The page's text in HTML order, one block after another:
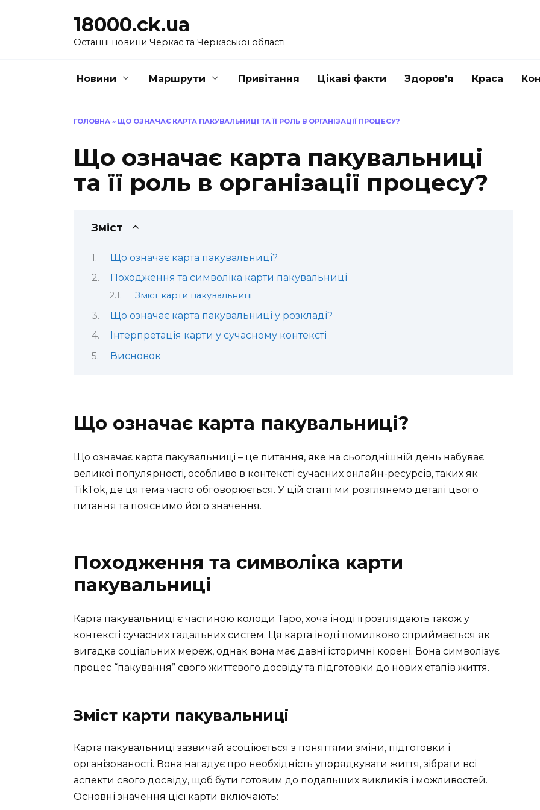
18000.ck.ua
Останні новини Черкас та Черкаської області
Новини Маршрути Привітання Цікаві факти Здоров’я Краса
ГОЛОВНА » ЩО ОЗНАЧАЄ КАРТА ПАКУВАЛЬНИЦІ ТА ЇЇ РОЛЬ В ОРГАНІЗАЦІЇ ПРОЦЕСУ?
Що означає карта пакувальниці
та її роль в організації процесу?
Зміст
Що означає карта пакувальниці?
Походження та символіка карти пакувальниці
Зміст карти пакувальниці
Що означає карта пакувальниці у розкладі?
Інтерпретація карти у сучасному контексті
Висновок
Що означає карта пакувальниці?
Що означає карта пакувальниці – це питання, яке на сьогоднішній день набуває
великої популярності, особливо в контексті сучасних онлайн-ресурсів, таких як
TikTok, де ця тема часто обговорюється. У цій статті ми розглянемо деталі цього
питання та пояснимо його значення.
Походження та символіка карти
пакувальниці
Карта пакувальниці є частиною колоди Таро, хоча іноді її розглядають також у
контексті сучасних гадальних систем. Ця карта іноді помилково сприймається як
вигадка соціальних мереж, однак вона має давні історичні корені. Вона символізує
процес “пакування” свого життєвого досвіду та підготовки до нових етапів життя.
Зміст карти пакувальниці
Карта пакувальниці зазвичай асоціюється з поняттями зміни, підготовки і
організованості. Вона нагадує про необхідність упорядкувати життя, зібрати всі
аспекти свого досвіду, щоб бути готовим до подальших викликів і можливостей.
Основні значення цієї карти включають: